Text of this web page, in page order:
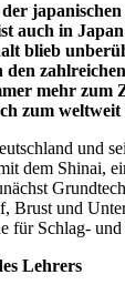
auch in
blieb
zahlreichen
mehr zum
zum
und
dem Shinai,
Brust und
für Schlag-
Lehrers